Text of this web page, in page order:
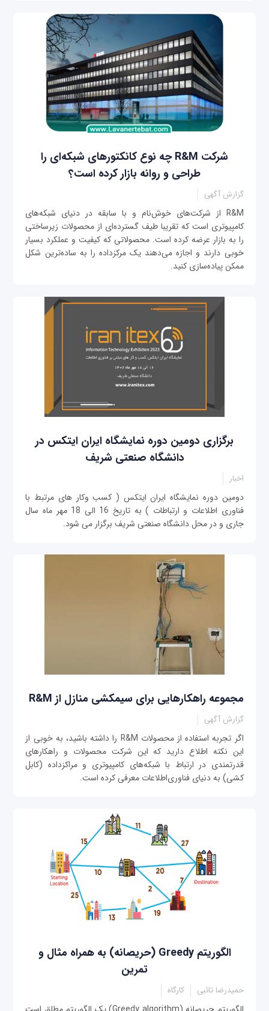
شرکت R&M چه نوع کانکتورهای شبکه‌ای را
طراحی و روانه بازار کرده است؟
گزارش آگهی
R&M از شرکت‌های خوش‌نام و با سابقه در دنیای شبکه‌های
کامپیوتری است که تقریبا طیف گسترده‌ای از محصولات زیرساختی
را به بازار عرضه کرده است. محصولاتی که کیفیت و عملکرد بسیار
خوبی دارند و اجازه می‌دهند یک مرکزداده را به ساده‌ترین شکل
ممکن پیاده‌سازی کنید.
برگزاری دومین دوره نمایشگاه ایران ایتکس در
دانشگاه صنعتی شریف
اخبار
دومین دوره نمایشگاه ایران ایتکس ( کسب وکار های مرتبط با
فناوری اطلاعات و ارتباطات ) به تاریخ 16 الی 18 مهر ماه سال
جاری و در محل دانشگاه صنعتی شریف برگزار می شود.
مجموعه راهکارهایی برای سیمکشی منازل از R&M
گزارش آگهی
اگر تجربه استفاده از محصولات R&M را داشته باشید، به خوبی از
این نکته اطلاع دارید که این شرکت محصولات و راهکارهای
قدرتمندی در ارتباط با شبکه‌های کامپیوتری و مراکزداده (کابل
کشی) به دنیای فناوری‌اطلاعات معرفی کرده است.
الگوریتم Greedy (حریصانه) به همراه مثال و
تمرین
حمیدرضا تائبی کارگاه